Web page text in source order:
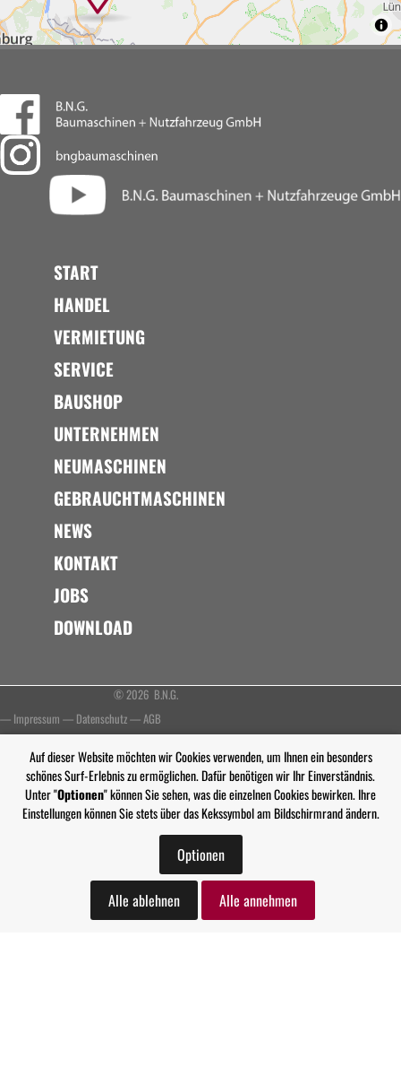
START
HANDEL
VERMIETUNG
SERVICE
BAUSHOP
UNTERNEHMEN
NEUMASCHINEN
GEBRAUCHTMASCHINEN
NEWS
KONTAKT
JOBS
DOWNLOAD
© 2026 B.N.G.
— Impressum — Datenschutz—AGB
Auf dieser Website möchten wir Cookies verwenden, um Ihnen ein besonders
schönes Surf-Erlebnis zu ermöglichen. Dafür benötigen wir Ihr Einverständnis.
Unter "Optionen" können Sie sehen, was die einzelnen Cookies bewirken. Ihre
Einstellungen können Sie stets über das Kekssymbol am Bildschirmrand ändern.
Optionen
Alle ablehnen Alle annehmen